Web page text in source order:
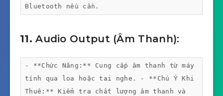
Bluetooth nếu cần.
11.Audio Output (Âm Thanh):
- **Chức Năng:** Cung cấp âm thanh từ máy
tính qua loa hoặc tai nghe. - **Chú Ý Khi
Thuê:** Kiểm tra chất lượng âm thanh và